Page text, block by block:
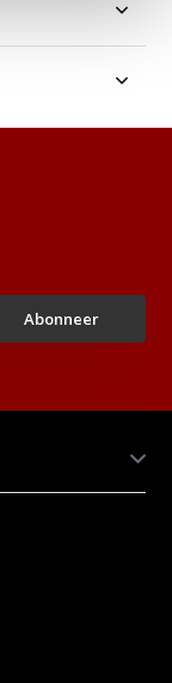
Abonneer